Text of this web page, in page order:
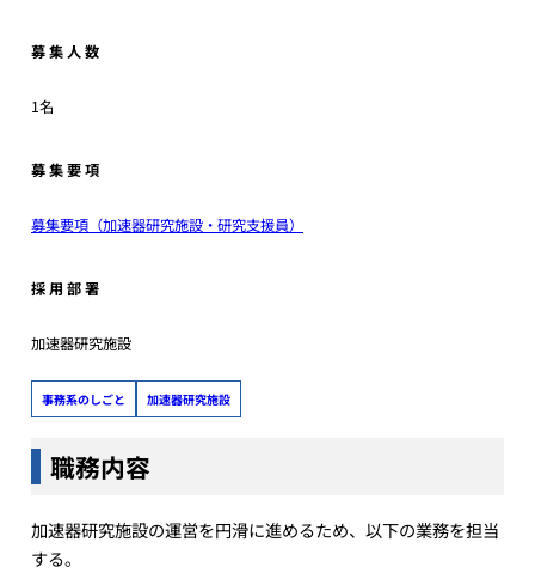
募 集 人 数
1名
募 集 要 項
募集要項（加速器研究施設・研究支援員）
採 用 部 署
加速器研究施設
事務系のしごと 加速器研究施設
職務内容
加速器研究施設の運営を円滑に進めるため、以下の業務を担当
する。